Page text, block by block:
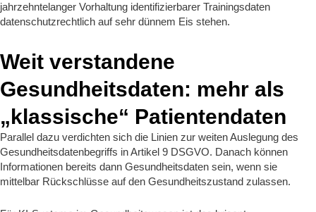
jahrzehntelanger Vorhaltung identifizierbarer Trainingsdaten
datenschutzrechtlich auf sehr dünnem Eis stehen.
Weit verstandene
Gesundheitsdaten: mehr als
„klassische“ Patientendaten
Parallel dazu verdichten sich die Linien zur weiten Auslegung des
Gesundheitsdatenbegriffs in Artikel 9 DSGVO. Danach können
Informationen bereits dann Gesundheitsdaten sein, wenn sie
mittelbar Rückschlüsse auf den Gesundheitszustand zulassen.